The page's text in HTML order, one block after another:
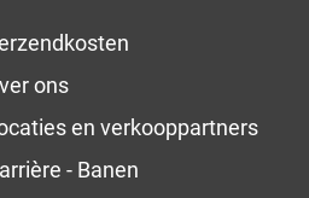
ons
en verkooppartners
- Banen